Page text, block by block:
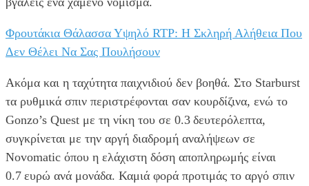
Φρουτάκια Θάλασσα Υψηλό RTP: Η Σκληρή Αλήθεια Που
Δεν Θέλει Να Σας Πουλήσουν
Ακόμα και η ταχύτητα παιχνιδιού δεν βοηθά. Στο Starburst
τα ρυθμικά σπιν περιστρέφονται σαν κουρδίζινα, ενώ το
Gonzo’s Quest με τη νίκη του σε 0.3 δευτερόλεπτα,
συγκρίνεται με την αργή διαδρομή αναλήψεων σε
Novomatic όπου η ελάχιστη δόση αποπληρωμής είναι
0.7 ευρώ ανά μονάδα. Καμιά φορά προτιμάς το αργό σπιν